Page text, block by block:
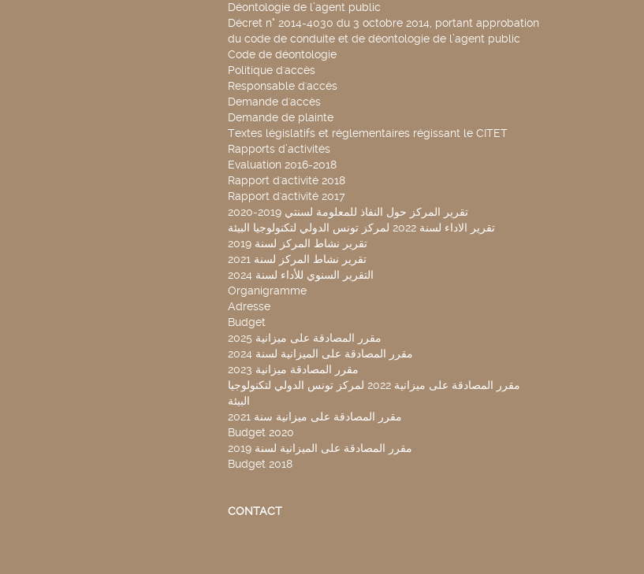
Déontologie de l’agent public
Décret n° 2014-4030 du 3 octobre 2014, portant approbation
du code de conduite et de déontologie de l’agent public
Code de déontologie
Politique d'accès
Responsable d'accès
Demande d'accès
Demande de plainte
Textes législatifs et réglementaires régissant le CITET
Rapports d’activités
Evaluation 2016-2018
Rapport d'activité 2018
Rapport d'activité 2017
تقرير المركز حول النفاذ للمعلومة لسنتي 2019-2020
تقرير الاداء لسنة 2022 لمركز تونس الدولي لتكنولوجيا البيئة
تقرير نشاط المركز لسنة 2019
تقرير نشاط المركز لسنة 2021
التقرير السنوي للأداء لسنة 2024
Organigramme
Adresse
Budget
2025 مقرر المصادقة على ميزانية
مقرر المصادقة على الميزانية لسنة 2024
مقرر المصادقة ميزانية 2023
مقرر المصادقة على ميزانية 2022 لمركز تونس الدولي لتكنولوجيا
البيئة
مقرر المصادقة على ميزانية سنة 2021
Budget 2020
مقرر المصادقة على الميزانية لسنة 2019
Budget 2018
CONTACT